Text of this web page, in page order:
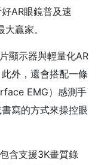
AR眼鏡普及速
贏家。
顯示器與輕量化AR
外，還會搭配一條
EMG）感測手
寫的方式來操控眼
含支援3K畫質錄